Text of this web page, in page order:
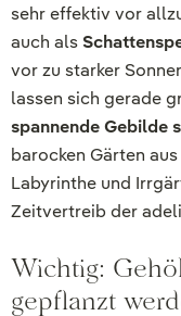
sehr effektiv vor
auch als
vor zu starker
lassen sich gerade
spannende Gebilde
barocken Gärten
Labyrinthe und
Zeitvertreib der
Wichtig:
gepflanzt